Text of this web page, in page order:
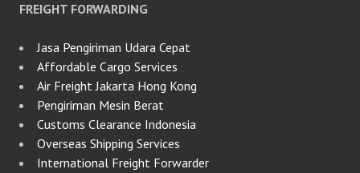
FREIGHT FORWARDING
Jasa Pengiriman Udara Cepat
Affordable Cargo Services
Air Freight Jakarta Hong Kong
Pengiriman Mesin Berat
Customs Clearance Indonesia
Overseas Shipping Services
International Freight Forwarder